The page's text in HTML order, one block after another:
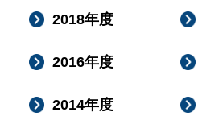
2018年度
2016年度
2014年度